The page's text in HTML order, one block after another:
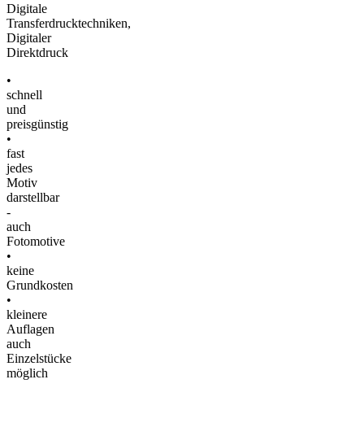
Digitale
Transferdrucktechniken,
Digitaler
Direktdruck
•
schnell
und
preisgünstig
•
fast
jedes
Motiv
darstellbar
-
auch
Fotomotive
•
keine
Grundkosten
•
kleinere
Auflagen
auch
Einzelstücke
möglich